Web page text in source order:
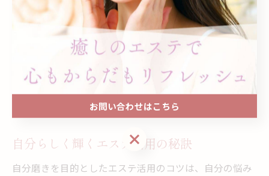
は、心地良いアロマの香りとプロの手技で心身を深くリ
ラックスさせてくれます。エステの時間は自分自身を見
つめ直すきっかけにもなり、仕事や家庭でのストレスを
軽減しやすくなります。定期的なケアを習慣にすること
で、日々のパフォーマンス向上や自己肯定感アップにも
自分らしく輝くエステ活用の秘訣
自分磨きを目的としたエステ活用のコツは、自分の悩み
お問い合わせはこちら
お問い合わせはこちら